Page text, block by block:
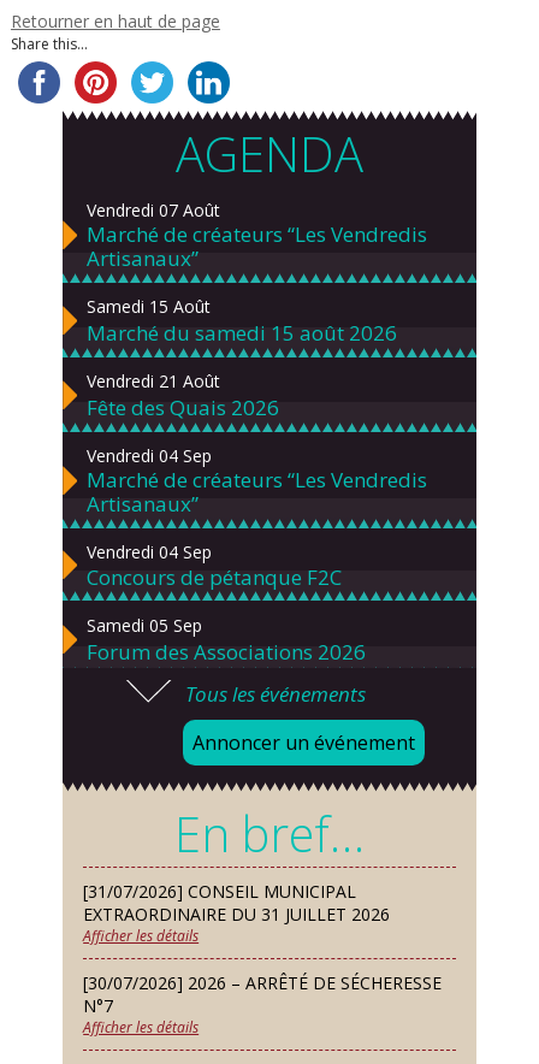
Retourner en haut de page
Share this...
AGENDA
Vendredi 07 Août
Marché de créateurs “Les Vendredis
Artisanaux”
Samedi 15 Août
Marché du samedi 15 août 2026
Vendredi 21 Août
Fête des Quais 2026
Vendredi 04 Sep
Marché de créateurs “Les Vendredis
Artisanaux”
Vendredi 04 Sep
Concours de pétanque F2C
Samedi 05 Sep
Forum des Associations 2026
Lundi 07 Sep
Danses solo et en couple – cours
d’essai gratuit
Mardi 08 Sep
Chorale À travers chants
Samedi 12 Sep
Défi de pêche aux leurres (concept
lure house)
Dimanche 13 Sep
Repas de fouées
Lundi 14 Sep
Tous les événements
Annoncer un événement
En bref…
[31/07/2026] CONSEIL MUNICIPAL
EXTRAORDINAIRE DU 31 JUILLET 2026
Afficher les détails
[30/07/2026] 2026 – ARRÊTÉ DE SÉCHERESSE
N°7
Afficher les détails